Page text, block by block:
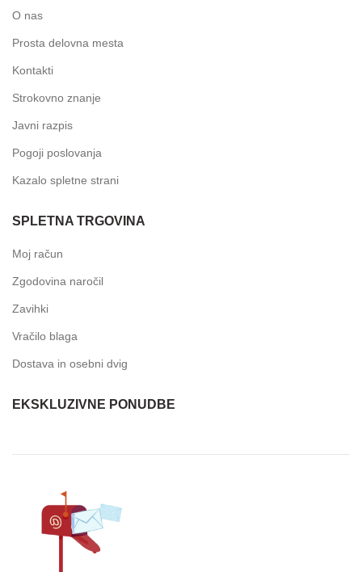
O nas
Prosta delovna mesta
Kontakti
Strokovno znanje
Javni razpis
Pogoji poslovanja
Kazalo spletne strani
SPLETNA TRGOVINA
Moj račun
Zgodovina naročil
Zavihki
Vračilo blaga
Dostava in osebni dvig
EKSKLUZIVNE PONUDBE